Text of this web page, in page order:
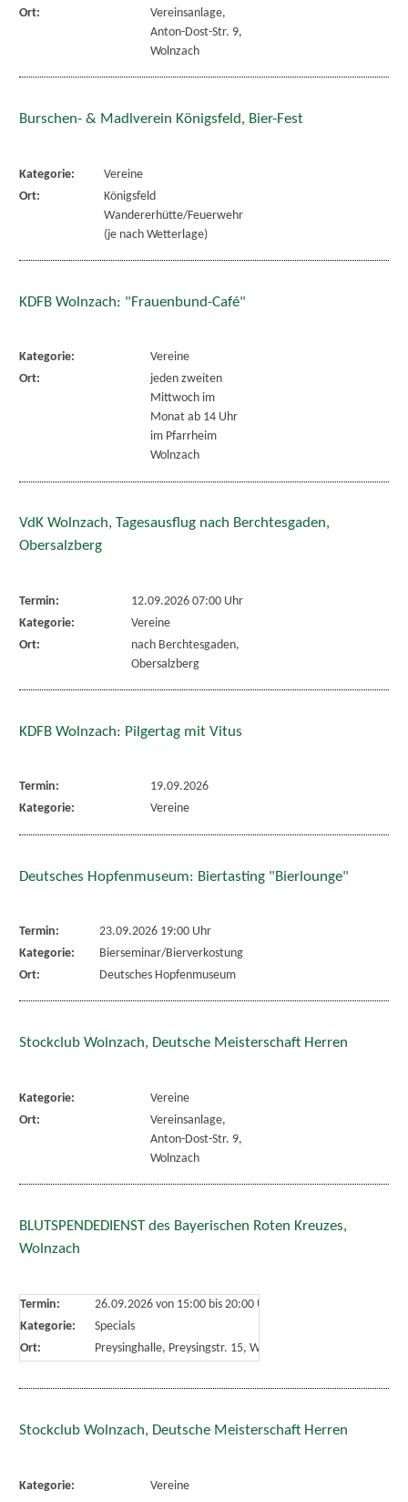
Ort:
Vereinsanlage,
Anton-Dost-Str. 9,
Wolnzach
Burschen- & Madlverein Königsfeld, Bier-Fest
Kategorie:
Vereine
Ort:
Königsfeld
Wandererhütte/Feuerwehr
(je nach Wetterlage)
KDFB Wolnzach: "Frauenbund-Café"
Kategorie:
Vereine
Ort:
jeden zweiten
Mittwoch im
Monat ab 14 Uhr
im Pfarrheim
Wolnzach
VdK Wolnzach, Tagesausflug nach Berchtesgaden,
Obersalzberg
Termin:
12.09.2026 07:00 Uhr
Kategorie:
Vereine
Ort:
nach Berchtesgaden,
Obersalzberg
KDFB Wolnzach: Pilgertag mit Vitus
Termin:
19.09.2026
Kategorie:
Vereine
Deutsches Hopfenmuseum: Biertasting "Bierlounge"
Termin:
23.09.2026 19:00 Uhr
Kategorie:
Bierseminar/Bierverkostung
Ort:
Deutsches Hopfenmuseum
Stockclub Wolnzach, Deutsche Meisterschaft Herren
Kategorie:
Vereine
Ort:
Vereinsanlage,
Anton-Dost-Str. 9,
Wolnzach
BLUTSPENDEDIENST des Bayerischen Roten Kreuzes,
Wolnzach
Termin: 26.09.2026 von 15:00bis 20:00 Uhr
Kategorie:
Specials
Ort:
Preysinghalle, Preysingstr. 15, Wolnzach
Stockclub Wolnzach, Deutsche Meisterschaft Herren
Kategorie:
Vereine